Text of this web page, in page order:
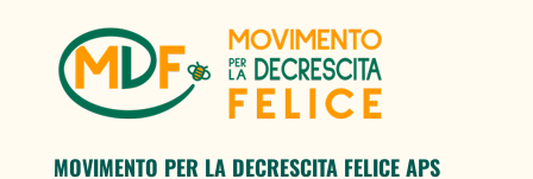
MOVIMENTO PER LA DECRESCITA FELICE APS